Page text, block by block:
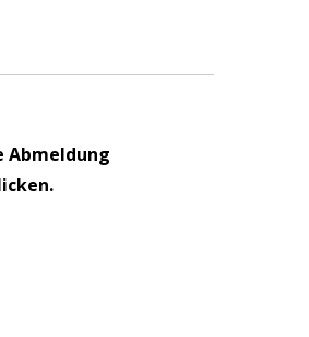
Abmeldung